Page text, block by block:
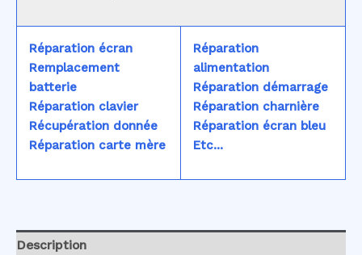
Réparation écran
Remplacement
batterie
Réparation clavier
Récupération donnée
Réparation carte mère
Réparation
alimentation
Réparation démarrage
Réparation charnière
Réparation écran bleu
Etc...
Description